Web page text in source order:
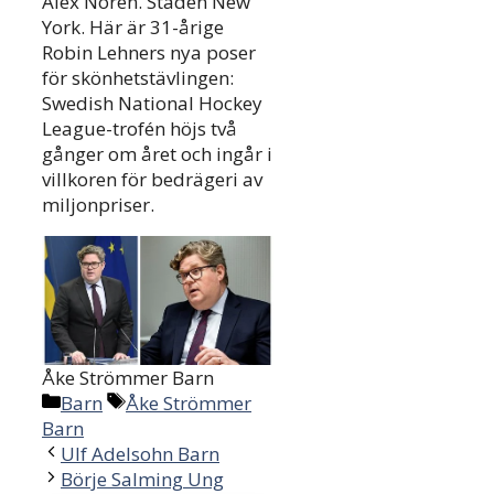
York. Här är 31-årige
Robin Lehners nya poser
för skönhetstävlingen:
Swedish National Hockey
League-trofén höjs två
gånger om året och ingår i
villkoren för bedrägeri av
miljonpriser.
Åke Strömmer Barn
Categories
Barn Tags
Åke Strömmer
Barn
Ulf Adelsohn Barn
Börje Salming Ung